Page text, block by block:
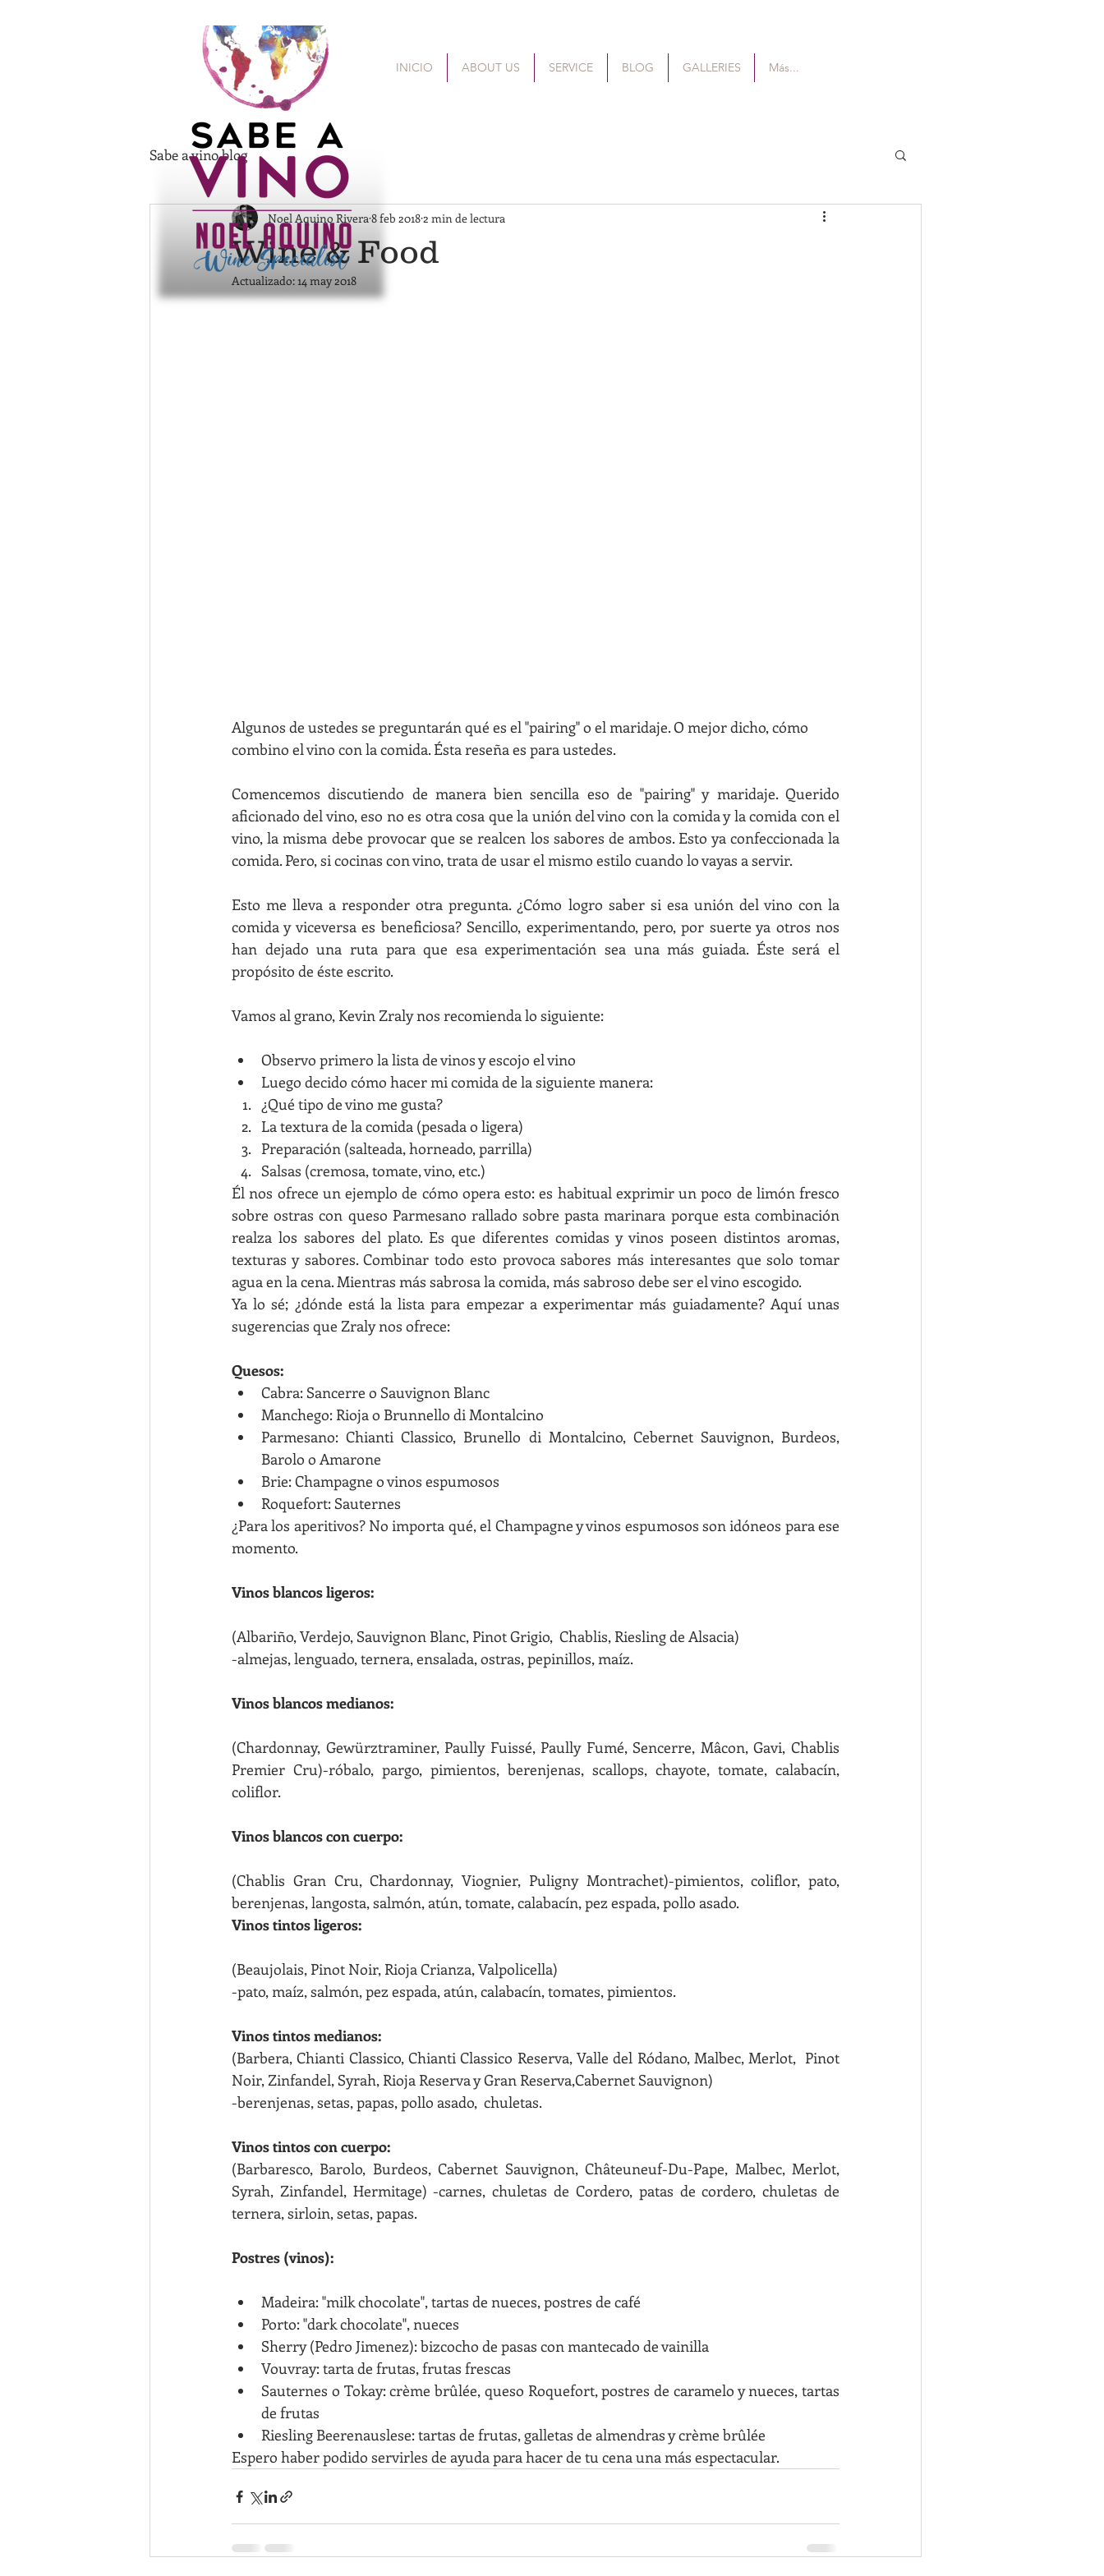
INICIO ABOUT US SERVICE BLOG GALLERIES Más...
Sabe a vino blog
Wine & Food
Noel Aquino Rivera 8 feb 2018 2 min de lectura
Actualizado:14 may 2018
Algunos de ustedes se preguntarán qué es el "pairing" o el maridaje. O mejor dicho, cómo
combino el vino con la comida. Ésta reseña es para ustedes.
Comencemos discutiendo de manera bien sencilla eso de "pairing" y maridaje. Querido
aficionado del vino, eso no es otra cosa que la unión del vino con la comida y la comida con el
vino, la misma debe provocar que se realcen los sabores de ambos. Esto ya confeccionada la
comida. Pero, si cocinas con vino, trata de usar el mismo estilo cuando lo vayas a servir.
Esto me lleva a responder otra pregunta. ¿Cómo logro saber si esa unión del vino con la
comida y viceversa es beneficiosa? Sencillo, experimentando, pero, por suerte ya otros nos
han dejado una ruta para que esa experimentación sea una más guiada. Éste será el
propósito de éste escrito.
Vamos al grano, Kevin Zraly nos recomienda lo siguiente:
Observo primero la lista de vinos y escojo el vino
Luego decido cómo hacer mi comida de la siguiente manera:
¿Qué tipo de vino me gusta?
La textura de la comida (pesada o ligera)
Preparación (salteada, horneado, parrilla)
Salsas (cremosa, tomate, vino, etc.)
Él nos ofrece un ejemplo de cómo opera esto: es habitual exprimir un poco de limón fresco
sobre ostras con queso Parmesano rallado sobre pasta marinara porque esta combinación
realza los sabores del plato. Es que diferentes comidas y vinos poseen distintos aromas,
texturas y sabores. Combinar todo esto provoca sabores más interesantes que solo tomar
agua en la cena. Mientras más sabrosa la comida, más sabroso debe ser el vino escogido.
Ya lo sé; ¿dónde está la lista para empezar a experimentar más guiadamente? Aquí unas
sugerencias que Zraly nos ofrece:
Quesos:
Cabra: Sancerre o Sauvignon Blanc
Manchego: Rioja o Brunnello di Montalcino
Parmesano: Chianti Classico, Brunello di Montalcino, Cebernet Sauvignon, Burdeos,
Barolo o Amarone
Brie: Champagne o vinos espumosos
Roquefort: Sauternes
¿Para los aperitivos? No importa qué, el Champagne y vinos espumosos son idóneos para ese
momento.
Vinos blancos ligeros:
(Albariño, Verdejo, Sauvignon Blanc, Pinot Grigio,  Chablis, Riesling de Alsacia)
-almejas, lenguado, ternera, ensalada, ostras, pepinillos, maíz.
Vinos blancos medianos:
(Chardonnay, Gewürztraminer, Paully Fuissé, Paully Fumé, Sencerre, Mâcon, Gavi, Chablis
Premier Cru)-róbalo, pargo, pimientos, berenjenas, scallops, chayote, tomate, calabacín,
coliflor.
Vinos blancos con cuerpo:
(Chablis Gran Cru, Chardonnay, Viognier, Puligny Montrachet)-pimientos, coliflor, pato,
berenjenas, langosta, salmón, atún, tomate, calabacín, pez espada, pollo asado.
Vinos tintos ligeros:
(Beaujolais, Pinot Noir, Rioja Crianza, Valpolicella)
-pato, maíz, salmón, pez espada, atún, calabacín, tomates, pimientos.
Vinos tintos medianos:
(Barbera, Chianti Classico, Chianti Classico Reserva, Valle del Ródano, Malbec, Merlot,  Pinot
Noir, Zinfandel, Syrah, Rioja Reserva y Gran Reserva,Cabernet Sauvignon)
-berenjenas, setas, papas, pollo asado,  chuletas.
Vinos tintos con cuerpo:
(Barbaresco, Barolo, Burdeos, Cabernet Sauvignon, Châteuneuf-Du-Pape, Malbec, Merlot,
Syrah, Zinfandel, Hermitage) -carnes, chuletas de Cordero, patas de cordero, chuletas de
ternera, sirloin, setas, papas.
Postres (vinos):
Madeira: "milk chocolate", tartas de nueces, postres de café
Porto: "dark chocolate", nueces
Sherry (Pedro Jimenez): bizcocho de pasas con mantecado de vainilla
Vouvray: tarta de frutas, frutas frescas
Sauternes o Tokay: crème brûlée, queso Roquefort, postres de caramelo y nueces, tartas
de frutas
Riesling Beerenauslese: tartas de frutas, galletas de almendras y crème brûlée
Espero haber podido servirles de ayuda para hacer de tu cena una más espectacular.